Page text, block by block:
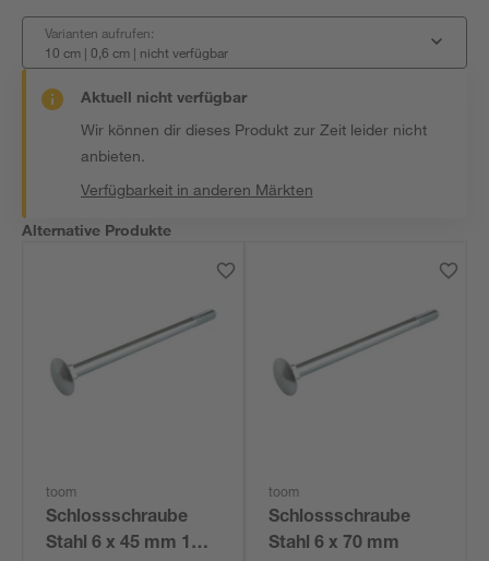
Varianten aufrufen:
10 cm | 0,6 cm | nicht verfügbar
Aktuell nicht verfügbar
Wir können dir dieses Produkt zur Zeit leider nicht
anbieten.
Verfügbarkeit in anderen Märkten
Alternative Produkte
toom
Schlossschraube
Stahl 6 x 45 mm 1
toom
Schlossschraube
Stahl 6 x 70 mm